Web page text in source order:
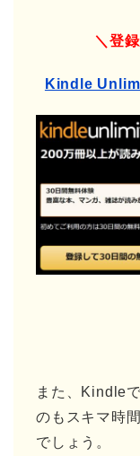
＼登
Kindle
また、Kindle
のもスキマ時
でしょう。